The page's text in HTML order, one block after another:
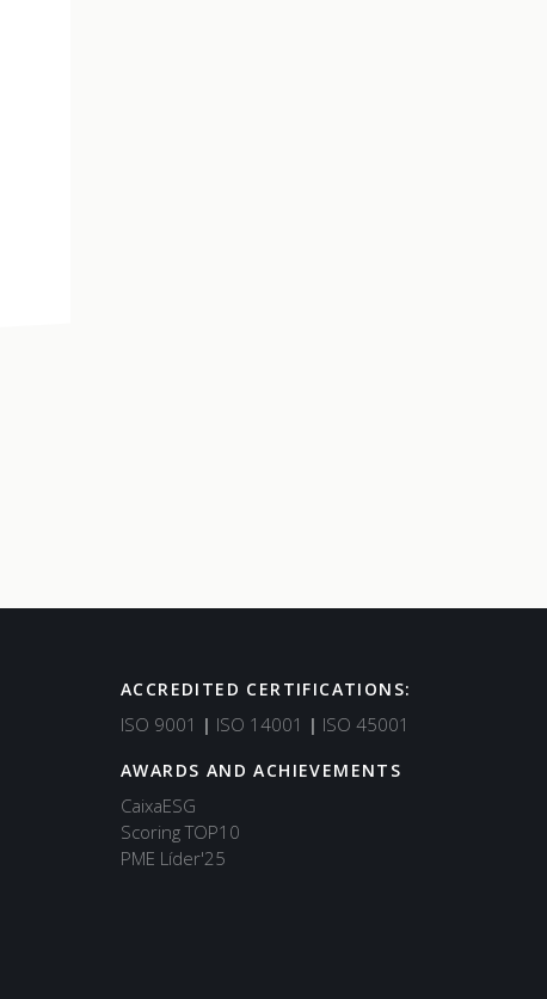
ACCREDITED CERTIFICATIONS:
ISO 9001 | ISO 14001 | ISO 45001
AWARDS AND ACHIEVEMENTS
CaixaESG
Scoring TOP10
PME Líder'25
Typically replies in minutes